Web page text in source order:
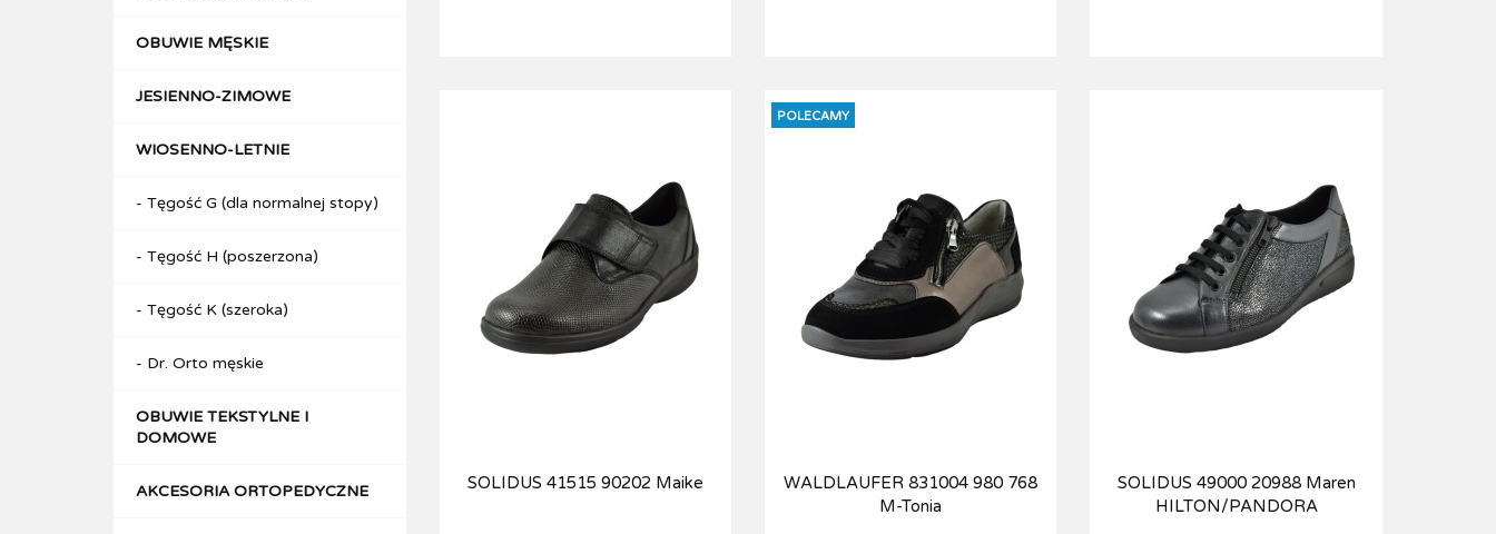
OBUWIE MĘSKIE
JESIENNO-ZIMOWE
WIOSENNO-LETNIE
- Tęgość G (dla normalnej stopy)
- Tęgość H (poszerzona)
- Tęgość K (szeroka)
- Dr. Orto męskie
OBUWIE TEKSTYLNE I
DOMOWE
AKCESORIA ORTOPEDYCZNE SOLIDUS 41515 90202 Maike
POLECAMY
WALDLAUFER 831004 980 768
M-Tonia
SOLIDUS 49000 20988 Maren
HILTON/PANDORA